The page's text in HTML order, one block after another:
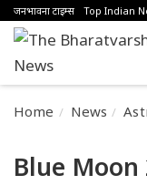
जनभावना टाइम्स Top Indian
Home News
Blue Moon